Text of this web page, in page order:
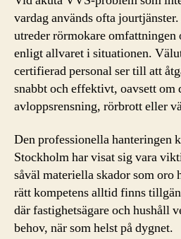
vardag används ofta
utreder rörmokare omfattningen
enligt allvaret i situationen.
certifierad personal ser till att
snabbt och effektivt, oavsett om
avloppsrensning, rörbrott eller
Den professionella hanteringen
Stockholm har visat sig vara
såväl materiella skador som oro
rätt kompetens alltid finns
där fastighetsägare och hushåll
behov, när som helst på dygnet.